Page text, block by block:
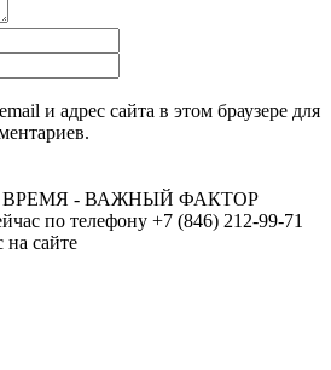
и адрес сайта в этом браузере для
- ВАЖНЫЙ ФАКТОР
по телефону +7 (846) 212-99-71
на сайте